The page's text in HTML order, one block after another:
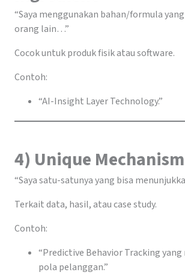
“Saya menggunakan bahan/formula
orang lain…”
Cocok untuk produk fisik atau software.
Contoh:
“AI-Insight Layer Technology.”
4) Unique
“Saya satu-satunya yang bisa
Terkait data, hasil, atau case study.
Contoh:
“Predictive Behavior Tracking
pola pelanggan.”